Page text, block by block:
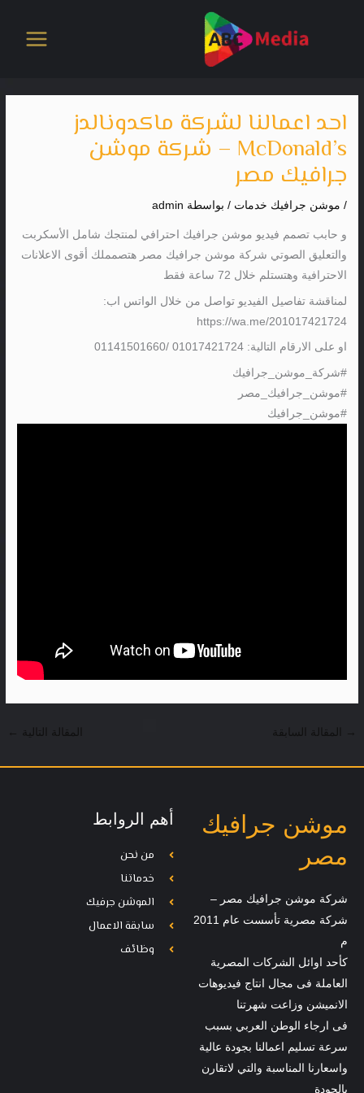
احد اعمالنا لشركة ماكدونالدز
McDonald’s – شركة موشن
جرافيك مصر
/ موشن جرافيك خدمات / بواسطة admin
و حابب تصمم فيديو موشن جرافيك احترافي لمنتجك شامل الأسكربت
والتعليق الصوتي شركة موشن جرافيك مصر هتصمملك أقوى الاعلانات
الاحترافية وهتستلم خلال 72 ساعة فقط
لمناقشة تفاصيل الفيديو تواصل من خلال الواتس اب:
https://wa.me/201017421724
او على الارقام التالية: 01017421724 /01141501660
#شركة_موشن_جرافيك
#موشن_جرافيك_مصر
#موشن_جرافيك
→ المقالة السابقة المقالة التالية ←
موشن جرافيك
مصر
شركة موشن جرافيك مصر –
شركة مصرية تأسست عام 2011
م
كأحد اوائل الشركات المصرية
العاملة فى مجال انتاج فيديوهات
الانميشن وزاعت شهرتنا
فى ارجاء الوطن العربي بسبب
سرعة تسليم اعمالنا بجودة عالية
واسعارنا المناسبة والتي لاتقارن
بالجودة
أهم الروابط
من نحن
خدماتنا
الموشن جرفيك
سابقة الاعمال
وظائف